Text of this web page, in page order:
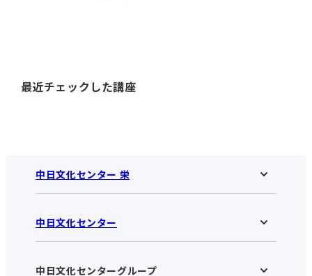
最近チェックした講座
中日文化センター 栄
中日文化センター 栄HOME
お知らせ
アクセス･営業時間
中日文化センター
中日文化センターHOME
中日文化センターグループ